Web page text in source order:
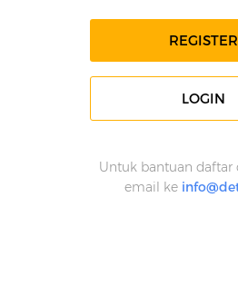
REGISTER
LOGIN
Untuk bantuan daftar
email ke